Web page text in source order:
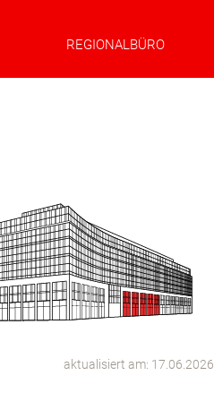
REGIONALBÜRO
aktualisiert am: 17.06.2026